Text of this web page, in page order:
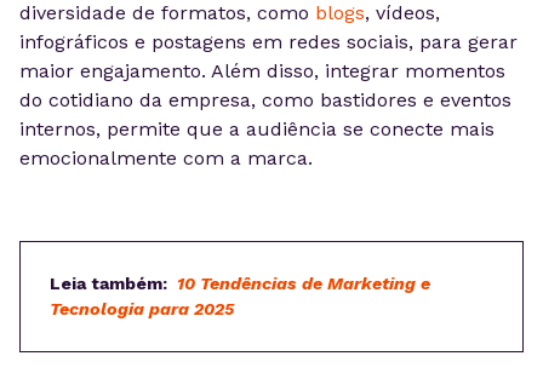
diversidade de formatos, como blogs, vídeos,
infográficos e postagens em redes sociais, para gerar
maior engajamento. Além disso, integrar momentos
do cotidiano da empresa, como bastidores e eventos
internos, permite que a audiência se conecte mais
emocionalmente com a marca.
Leia também: 10 Tendências de Marketing e
Tecnologia para 2025